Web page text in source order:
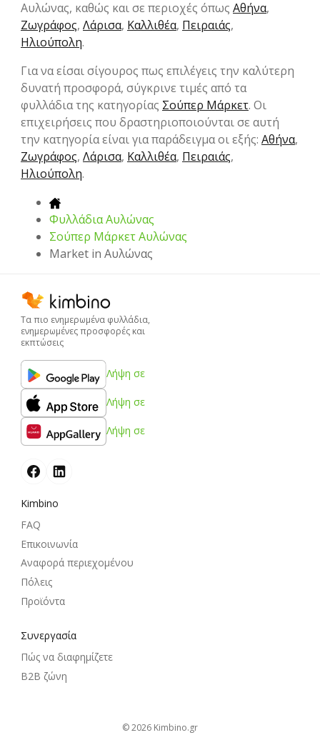
Αυλώνας, καθώς και σε περιοχές όπως Αθήνα,
Ζωγράφος, Λάρισα, Καλλιθέα, Πειραιάς,
Ηλιούπολη.
Για να είσαι σίγουρος πως επιλέγεις την καλύτερη
δυνατή προσφορά, σύγκρινε τιμές από τα
φυλλάδια της κατηγορίας Σούπερ Μάρκετ. Οι
επιχειρήσεις που δραστηριοποιούνται σε αυτή
την κατηγορία είναι για παράδειγμα οι εξής: Αθήνα,
Ζωγράφος, Λάρισα, Καλλιθέα, Πειραιάς,
Ηλιούπολη.
Φυλλάδια Αυλώνας
Σούπερ Μάρκετ Αυλώνας
Market in Αυλώνας
Τα πιο ενημερωμένα φυλλάδια,
ενημερωμένες προσφορές και
εκπτώσεις
Λήψη σε
Λήψη σε
Λήψη σε
Kimbino
FAQ
Επικοινωνία
Αναφορά περιεχομένου
Πόλεις
Προϊόντα
Συνεργασία
Πώς να διαφημίζετε
B2B ζώνη
© 2026 kimbino.gr